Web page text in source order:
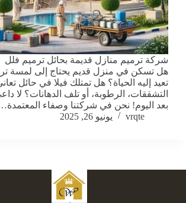
شركة ترميم منازل قديمة بحائل ترميم فلل
هل تسكن في منزل قديم يحتاج إلى لمسة
تعيد إليه الحياة؟ هل تمتلك فيلا في حائل
التشققات، الرطوبة، أو تلف الدهانات؟ لا
بعد اليوم! نحن في شركتنا وصفاء
vrqte
يونيو 26, 2025